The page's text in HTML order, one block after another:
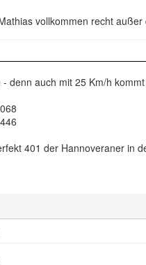
vollkommen recht
- denn auch mit 25 Km/h
401 der Hannoveraner in